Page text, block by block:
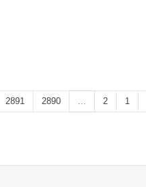
1
2
...
2890
2891